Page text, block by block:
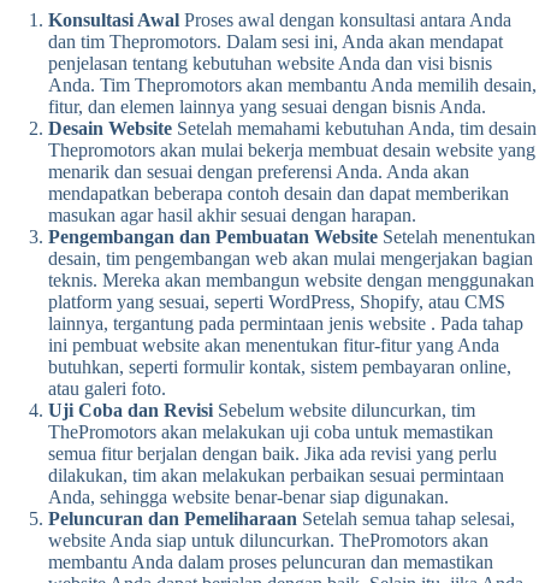
Konsultasi Awal Proses awal dengan konsultasi antara Anda
dan tim Thepromotors. Dalam sesi ini, Anda akan mendapat
penjelasan tentang kebutuhan website Anda dan visi bisnis
Anda. Tim Thepromotors akan membantu Anda memilih desain,
fitur, dan elemen lainnya yang sesuai dengan bisnis Anda.
Desain Website Setelah memahami kebutuhan Anda, tim desain
Thepromotors akan mulai bekerja membuat desain website yang
menarik dan sesuai dengan preferensi Anda. Anda akan
mendapatkan beberapa contoh desain dan dapat memberikan
masukan agar hasil akhir sesuai dengan harapan.
Pengembangan dan Pembuatan Website Setelah menentukan
desain, tim pengembangan web akan mulai mengerjakan bagian
teknis. Mereka akan membangun website dengan menggunakan
platform yang sesuai, seperti WordPress, Shopify, atau CMS
lainnya, tergantung pada permintaan jenis website . Pada tahap
ini pembuat website akan menentukan fitur-fitur yang Anda
butuhkan, seperti formulir kontak, sistem pembayaran online,
atau galeri foto.
Uji Coba dan Revisi Sebelum website diluncurkan, tim
ThePromotors akan melakukan uji coba untuk memastikan
semua fitur berjalan dengan baik. Jika ada revisi yang perlu
dilakukan, tim akan melakukan perbaikan sesuai permintaan
Anda, sehingga website benar-benar siap digunakan.
Peluncuran dan Pemeliharaan Setelah semua tahap selesai,
website Anda siap untuk diluncurkan. ThePromotors akan
membantu Anda dalam proses peluncuran dan memastikan